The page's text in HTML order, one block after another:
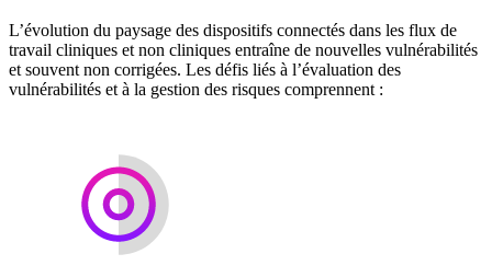
L’évolution du paysage des dispositifs connectés dans les flux de
travail cliniques et non cliniques entraîne de nouvelles vulnérabilités
et souvent non corrigées. Les défis liés à l’évaluation des
vulnérabilités et à la gestion des risques comprennent :